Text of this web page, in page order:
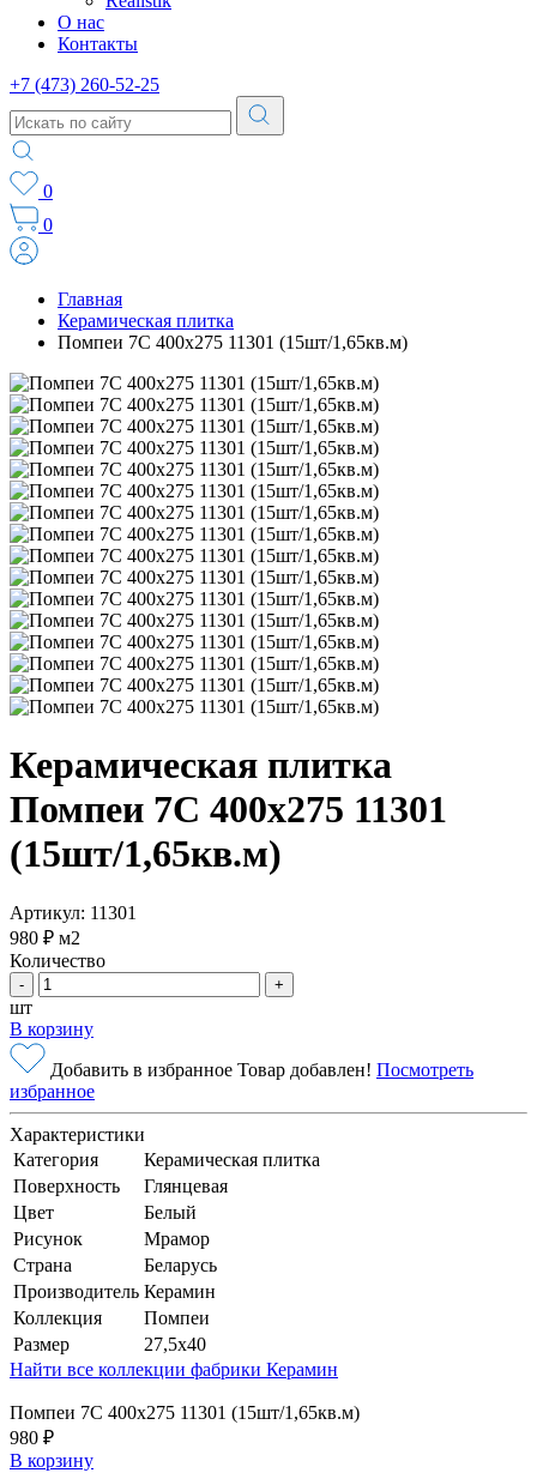
О нас
Контакты
+7 (473) 260-52-25
0
0
Главная
Керамическая плитка
Помпеи 7С 400x275 11301 (15шт/1,65кв.м)
Керамическая плитка
Помпеи 7С 400x275 11301
(15шт/1,65кв.м)
Артикул: 11301
980 ₽ м2
Количество
- +
шт
В корзину
Добавить в избранное Товар добавлен! Посмотреть
избранное
Характеристики
Категория
Керамическая плитка
Поверхность
Глянцевая
Цвет
Белый
Рисунок
Мрамор
Страна
Беларусь
Производитель Керамин
Коллекция
Помпеи
Размер
27,5x40
Найти все коллекции фабрики Керамин
Помпеи 7С 400x275 11301 (15шт/1,65кв.м)
980 ₽
В корзину